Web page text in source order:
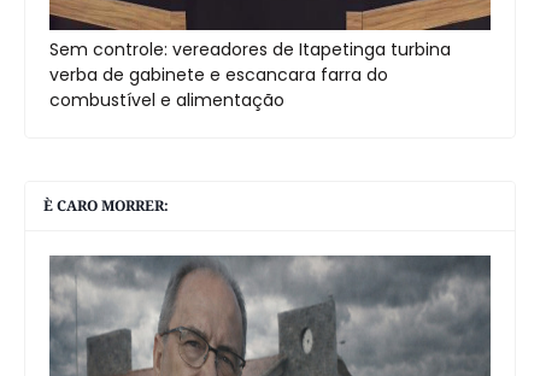
Sem controle: vereadores de Itapetinga turbina
verba de gabinete e escancara farra do
combustível e alimentação
È CARO MORRER: